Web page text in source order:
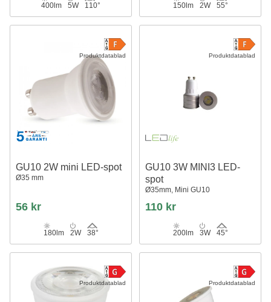
400lm 5W 110° 150lm 2W 55°
Produktdatablad
GU10 2W mini LED-spot
Ø35 mm
56 kr
180lm 2W 38°
Produktdatablad
GU10 3W MINI3 LED-
spot
Ø35mm, Mini GU10
110 kr
200lm 3W 45°
Produktdatablad Produktdatablad